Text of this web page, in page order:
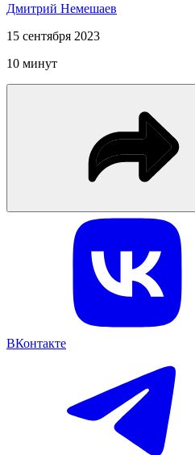
Дмитрий Немешаев
15 сентября 2023
10 минут
ВКонтакте